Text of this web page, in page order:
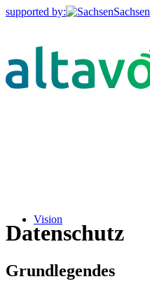
supported by: Sachsen
Vision
Datenschutz
Grundlegendes